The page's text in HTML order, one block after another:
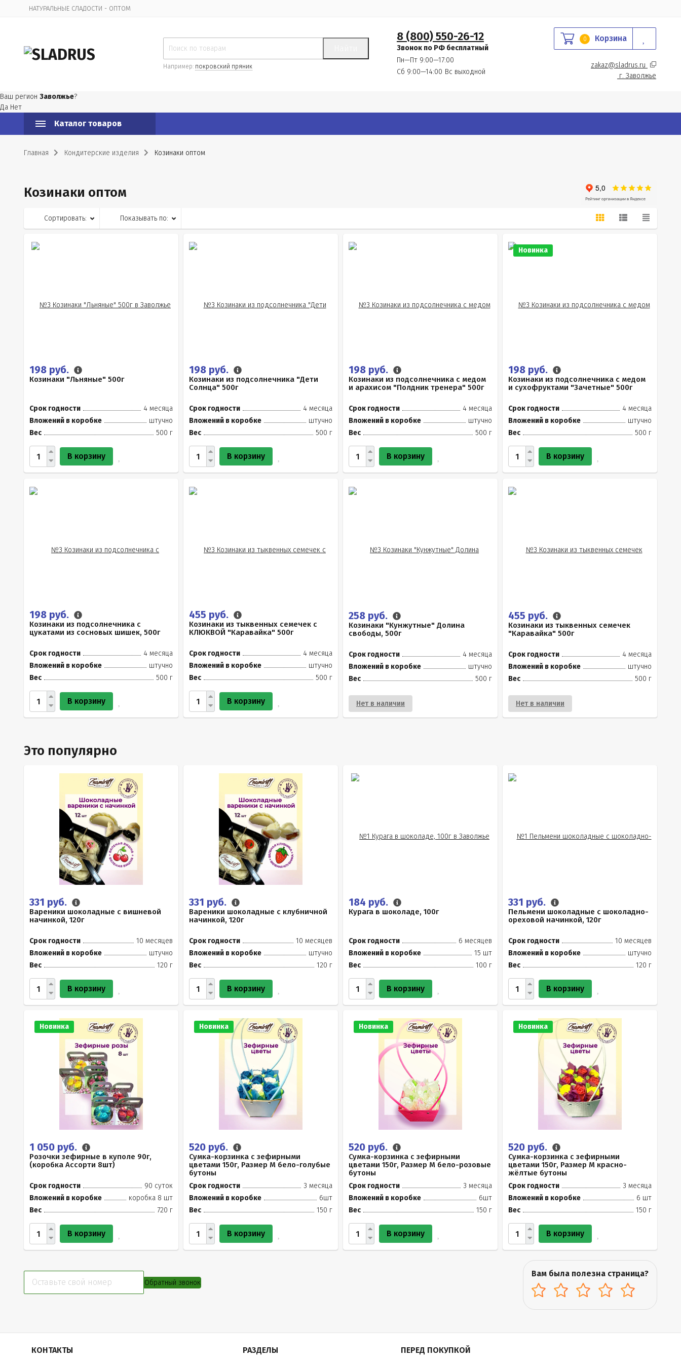
НАТУРАЛЬНЫЕ СЛАДОСТИ - ОПТОМ
Например: покровский пряник
8 (800) 550-26-12
Звонок по РФ бесплатный
Пн—Пт 9:00—17:00
Сб 9:00—14:00 Вс выходной
0 Корзина
zakaz@sladrus.ru
г. Заволжье
Ваш регион Заволжье?
Да Нет
Каталог товаров
Главная Кондитерские изделия Козинаки оптом
Козинаки оптом
Сортировать: Показывать по:
198 руб.
Козинаки "Льняные" 500г
Срок годности
4 месяца
Вложений в коробке
штучно
Вес
500 г
В корзину
198 руб.
Козинаки из подсолнечника "Дети
Солнца" 500г
Срок годности
4 месяца
Вложений в коробке
штучно
Вес
500 г
В корзину
198 руб.
Козинаки из подсолнечника с медом
и арахисом "Полдник тренера" 500г
Срок годности
4 месяца
Вложений в коробке
штучно
Вес
500 г
В корзину
Новинка
198 руб.
Козинаки из подсолнечника с медом
и сухофруктами "Зачетные" 500г
Срок годности
4 месяца
Вложений в коробке
штучно
Вес
500 г
В корзину
198 руб.
Козинаки из подсолнечника с
цукатами из сосновых шишек, 500г
Срок годности
4 месяца
Вложений в коробке
штучно
Вес
500 г
В корзину
455 руб.
Козинаки из тыквенных семечек с
КЛЮКВОЙ "Каравайка" 500г
Срок годности
4 месяца
Вложений в коробке
штучно
Вес
500 г
В корзину
258 руб.
Козинаки "Кунжутные" Долина
свободы, 500г
Срок годности
4 месяца
Вложений в коробке
штучно
Вес
500 г
Нет в наличии
455 руб.
Козинаки из тыквенных семечек
"Каравайка" 500г
Срок годности
4 месяца
Вложений в коробке
штучно
Вес
500 г
Нет в наличии
Это популярно
331 руб.
Вареники шоколадные с вишневой
начинкой, 120г
Срок годности
10 месяцев
Вложений в коробке
штучно
Вес
120 г
В корзину
331 руб.
Вареники шоколадные с клубничной
начинкой, 120г
Срок годности
10 месяцев
Вложений в коробке
штучно
Вес
120 г
В корзину
184 руб.
Курага в шоколаде, 100г
Срок годности
6 месяцев
Вложений в коробке
15 шт
Вес
100 г
В корзину
331 руб.
Пельмени шоколадные с шоколадно-
ореховой начинкой, 120г
Срок годности
10 месяцев
Вложений в коробке
штучно
Вес
120 г
В корзину
Новинка
1 050 руб.
Розочки зефирные в куполе 90г,
(коробка Ассорти 8шт)
Срок годности
90 суток
Вложений в коробке
коробка 8 шт
Вес
720 г
В корзину
Новинка
520 руб.
Сумка-корзинка с зефирными
цветами 150г, Размер М бело-голубые
бутоны
Срок годности
3 месяца
Вложений в коробке
6шт
Вес
150 г
В корзину
Новинка
520 руб.
Сумка-корзинка с зефирными
цветами 150г, Размер М бело-розовые
бутоны
Срок годности
3 месяца
Вложений в коробке
6шт
Вес
150 г
В корзину
Новинка
520 руб.
Сумка-корзинка с зефирными
цветами 150г, Размер М красно-
жёлтые бутоны
Срок годности
3 месяца
Вложений в коробке
6 шт
Вес
150 г
В корзину
Обратный звонок
Вам была полезна страница?
КОНТАКТЫ РАЗДЕЛЫ ПЕРЕД ПОКУПКОЙ